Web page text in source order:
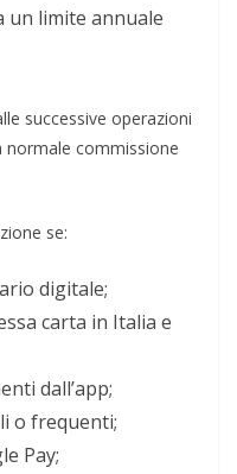
un limite annuale
successive operazioni
normale commissione
se:
digitale;
carta in Italia e
dall’app;
o frequenti;
Pay;